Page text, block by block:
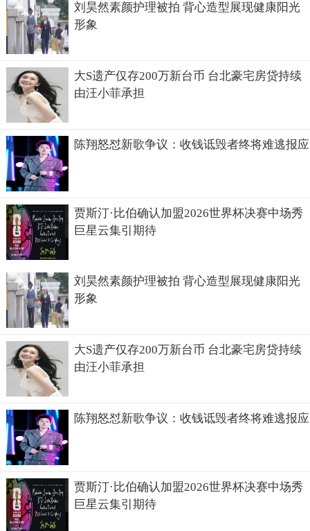
刘昊然素颜护理被拍 背心造型展现健康阳光
形象
大S遗产仅存200万新台币 台北豪宅房贷持续
由汪小菲承担
陈翔怒怼新歌争议：收钱诋毁者终将难逃报应
贾斯汀·比伯确认加盟2026世界杯决赛中场秀
巨星云集引期待
刘昊然素颜护理被拍 背心造型展现健康阳光
形象
大S遗产仅存200万新台币 台北豪宅房贷持续
由汪小菲承担
陈翔怒怼新歌争议：收钱诋毁者终将难逃报应
贾斯汀·比伯确认加盟2026世界杯决赛中场秀
巨星云集引期待